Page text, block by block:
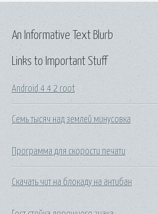
Links to Important Stuff
Android 4 4 2 root
Семь тысяч над землей минусовка
Программа для скорости печати
Скачать чит на блокаду на антибан
An Informative Text Blurb